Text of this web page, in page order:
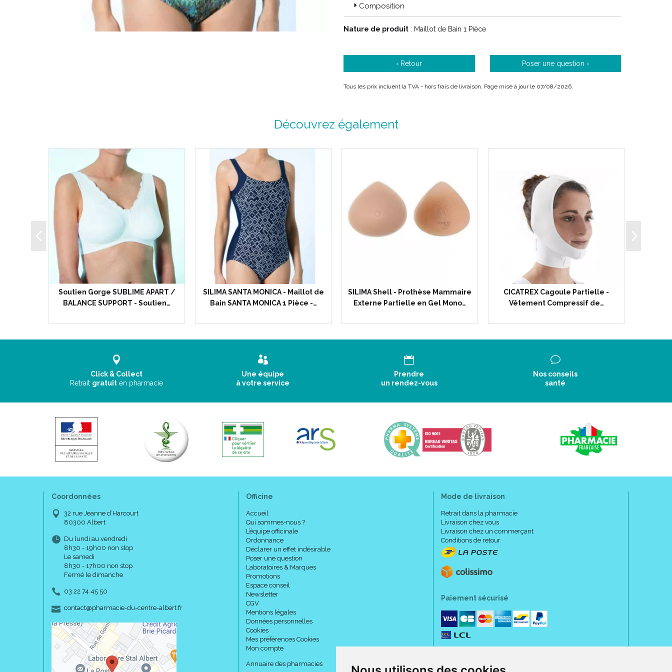
s' adaptent avec un grand naturel.
Composition
Nature de produit : Maillot de Bain 1 Pièce
‹ Retour Poser une question ›
Tous les prix incluent la TVA - hors frais de livraison. Page mise à jour le 07/08/2026.
Découvrez également
Soutien Gorge SUBLIME APART /
BALANCE SUPPORT - Soutien…
SILIMA SANTA MONICA - Maillot de
Bain SANTA MONICA 1 Pièce -…
SILIMA Shell - Prothèse Mammaire
Externe Partielle en Gel Mono…
CICATREX Cagoule Partielle -
Vêtement Compressif de…
Click & Collect
Retrait gratuit en pharmacie
Une équipe
à votre service
Prendre
un rendez-vous
Nos conseils
santé
Coordonnées
32 rue Jeanne d’Harcourt
80300 Albert
Du lundi au vendredi
8h30 - 19h00 non stop
Le samedi
8h30 - 17h00 non stop
Fermé le dimanche
03 22 74 45 50
contact-
@-
pharmacie-du-centre-albert.fr
Officine
Accueil
Qui sommes-nous ?
L’équipe officinale
Ordonnance
Déclarer un effet indésirable
Poser une question
Laboratoires & Marques
Promotions
Espace conseil
Newsletter
CGV
Mentions légales
Données personnelles
Cookies
Mes préférences Cookies
Mon compte
Annuaire des pharmacies
Mode de livraison
Retrait dans la pharmacie
Livraison chez vous
Livraison chez un commerçant
Conditions de retour
Paiement sécurisé